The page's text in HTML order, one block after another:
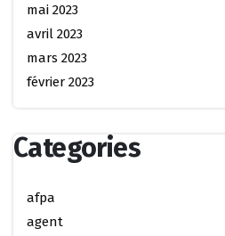
mai 2023
avril 2023
mars 2023
février 2023
Categories
afpa
agent